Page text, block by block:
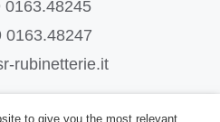
0163.48245
0163.48247
rubinetterie.it
to give you the most relevant